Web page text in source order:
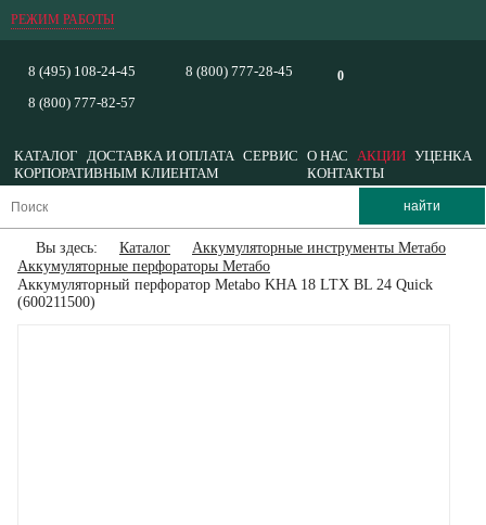
РЕЖИМ РАБОТЫ
0
8 (495) 108-24-45
8 (800) 777-82-57
8 (800) 777-28-45
КАТАЛОГ ДОСТАВКА И ОПЛАТА СЕРВИС О НАС АКЦИИ УЦЕНКА
КОРПОРАТИВНЫМ КЛИЕНТАМ
КОНТАКТЫ
Вы здесь: Каталог
Аккумуляторные инструменты Метабо
Аккумуляторные перфораторы Метабо
Аккумуляторный перфоратор Metabo KHA 18 LTX BL 24 Quick
(600211500)